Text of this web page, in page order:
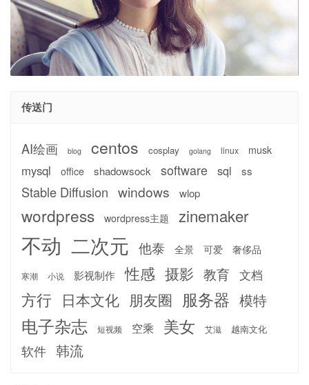
传送门
AI绘画 blog centos cosplay golang linux musk
mysql office shadowsock software sql ss
Stable Diffusion windows wlop
wordpress wordpress主题 zinemaker
不动 二次元 他泰 全景 可爱 奢侈品
寒潮 小说 影视制作 性感 摄影 教育 文档
方行 日本文化 朋友圈 服务器 模特
电子杂志 短视频 空乘 美女 艾滋 越南文化
软件 韩流